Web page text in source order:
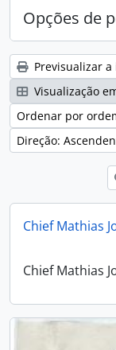
Opções de
Previsualizar
Visualização
Ordenar por
Direção:
Chief Mathias
Chief Mathias